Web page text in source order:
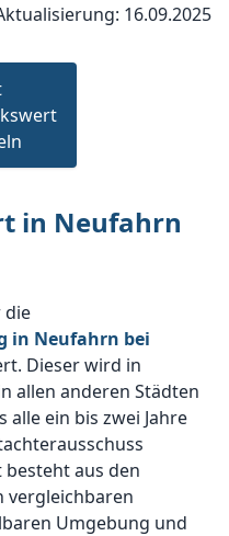
16.09.2025
in Neufahrn
die
in Neufahrn bei
Dieser wird in
allen anderen Städten
alle ein bis zwei Jahre
aus den
vergleichbaren
Umgebung und